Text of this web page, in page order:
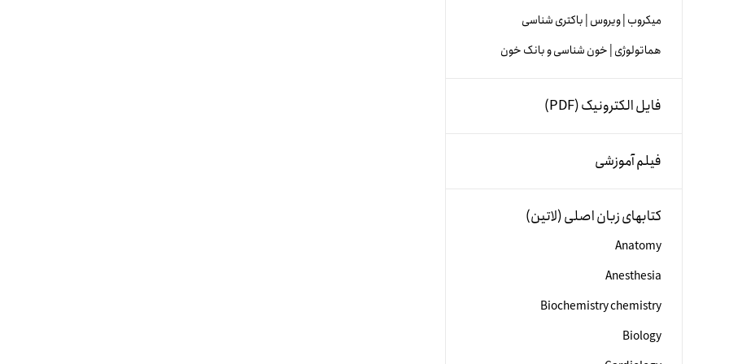
میکروب | ویروس | باکتری شناسی
هماتولوژی | خون شناسی و بانک خون
فایل الکترونیک (PDF)
فیلم آموزشی
کتابهای زبان اصلی (لاتین)
Anatomy
Anesthesia
Biochemistry chemistry
Biology